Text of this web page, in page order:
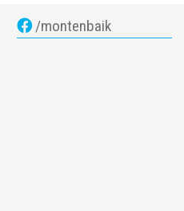
/montenbaik